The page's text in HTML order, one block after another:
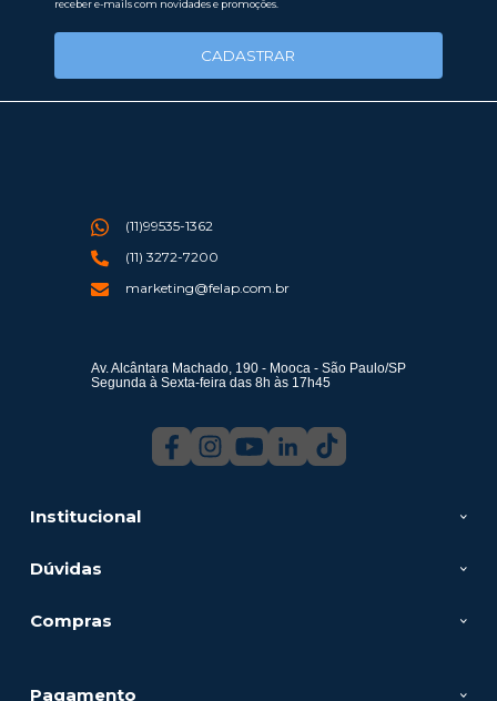
receber e-mails com novidades e promoções.
CADASTRAR
Institucional
Dúvidas
Compras
(11)99535-1362
(11) 3272-7200
marketing@felap.com.br
Av. Alcântara Machado, 190 - Mooca - São Paulo/SP
Segunda à Sexta-feira das 8h às 17h45
Pagamento